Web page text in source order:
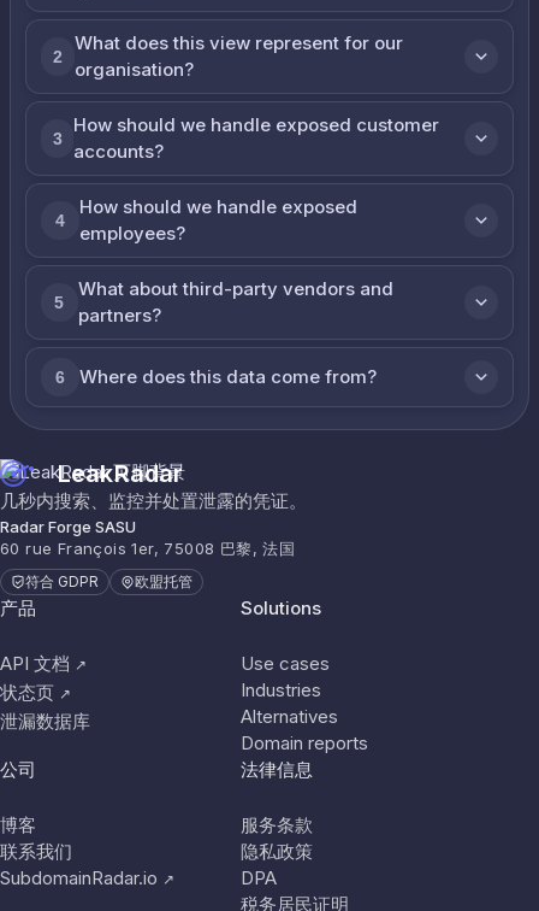
2
What does this view represent for our
organisation?
3
How should we handle exposed customer
accounts?
4
How should we handle exposed
employees?
5
What about third-party vendors and
partners?
6 Where does this data come from?
LeakRadar
几秒内搜索、监控并处置泄露的凭证。
Radar Forge SASU
60 rue François 1er, 75008 巴黎, 法国
符合 GDPR 欧盟托管
产品
API 文档 ↗
状态页 ↗
泄漏数据库
Solutions
Use cases
Industries
Alternatives
Domain reports
公司
博客
联系我们
SubdomainRadar.io ↗
法律信息
服务条款
隐私政策
DPA
税务居民证明